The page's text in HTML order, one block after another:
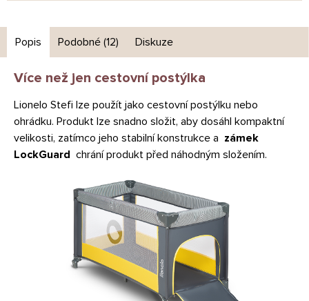
Popis Podobné (12) Diskuze
Více než jen cestovní postýlka
Lionelo Stefi lze použít jako cestovní postýlku nebo
ohrádku. Produkt lze snadno složit, aby dosáhl kompaktní
velikosti, zatímco jeho stabilní konstrukce a zámek
LockGuard chrání produkt před náhodným složením.